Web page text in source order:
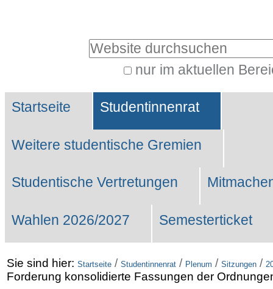
Website durchsuchen
nur im aktuellen
Suche…
Sektionen
Startseite Studentinnenrat
Weitere studentische Gremien
Studentische Vertretungen
Wahlen 2026/2027 Semesterticket
Sie sind hier: Startseite / Studentinnenrat / Plenum / Sitzungen /
Forderung konsolidierte Fassungen der